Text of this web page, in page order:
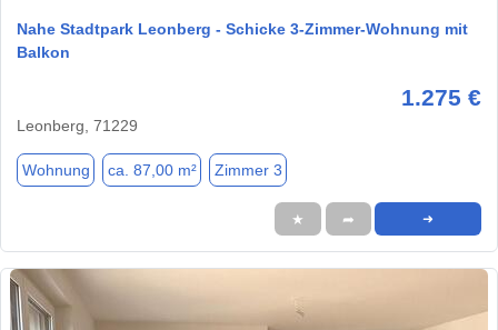
Nahe Stadtpark Leonberg - Schicke 3-Zimmer-Wohnung mit
Balkon
1.275 €
Leonberg, 71229
Wohnung ca. 87,00 m² Zimmer 3
★ ➦ ➜